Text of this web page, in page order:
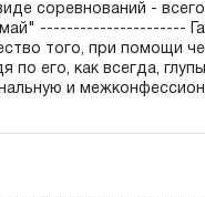
соревнований -
----------------------
того, при помощи
его, как всегда,
и